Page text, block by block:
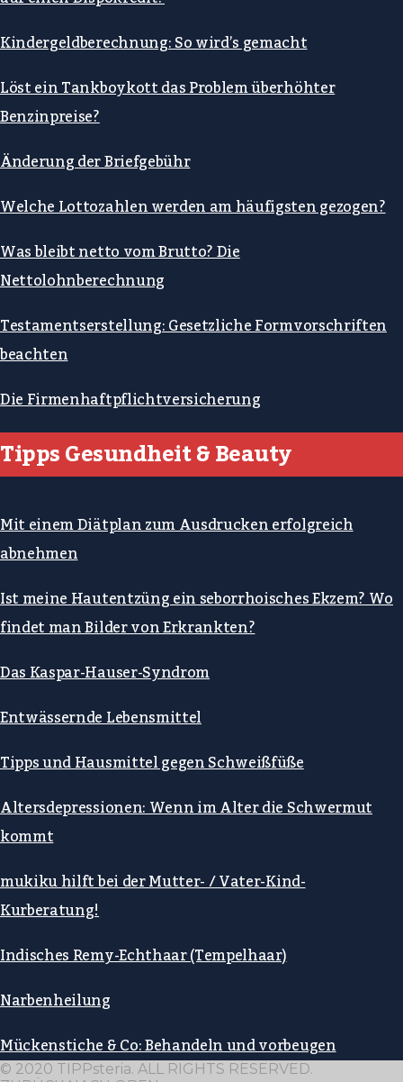
Kindergeldberechnung: So wird’s gemacht
Löst ein Tankboykott das Problem überhöhter
Benzinpreise?
Änderung der Briefgebühr
Welche Lottozahlen werden am häufigsten gezogen?
Was bleibt netto vom Brutto? Die
Nettolohnberechnung
Testamentserstellung: Gesetzliche Formvorschriften
beachten
Die Firmenhaftpflichtversicherung
Tipps Gesundheit & Beauty
Mit einem Diätplan zum Ausdrucken erfolgreich
abnehmen
Ist meine Hautentzüng ein seborrhoisches Ekzem? Wo
findet man Bilder von Erkrankten?
Das Kaspar-Hauser-Syndrom
Entwässernde Lebensmittel
Tipps und Hausmittel gegen Schweißfüße
Altersdepressionen: Wenn im Alter die Schwermut
kommt
mukiku hilft bei der Mutter- / Vater-Kind-
Kurberatung!
Indisches Remy-Echthaar (Tempelhaar)
Narbenheilung
Mückenstiche & Co: Behandeln und vorbeugen
© 2020 TIPPsteria. ALL RIGHTS RESERVED.